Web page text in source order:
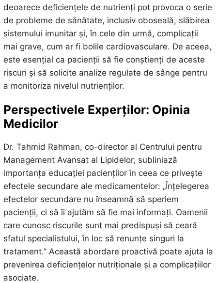
deoarece deficiențele de nutrienți pot provoca o serie
de probleme de sănătate, inclusiv oboseală, slăbirea
sistemului imunitar și, în cele din urmă, complicații
mai grave, cum ar fi bolile cardiovasculare. De aceea,
este esențial ca pacienții să fie conștienți de aceste
riscuri și să solicite analize regulate de sânge pentru
a monitoriza nivelul nutrienților.
Perspectivele Experților: Opinia
Medicilor
Dr. Tahmid Rahman, co-director al Centrului pentru
Management Avansat al Lipidelor, subliniază
importanța educației pacienților în ceea ce privește
efectele secundare ale medicamentelor: „Înțelegerea
efectelor secundare nu înseamnă să speriem
pacienții, ci să îi ajutăm să fie mai informați. Oamenii
care cunosc riscurile sunt mai predispuși să ceară
sfatul specialistului, în loc să renunțe singuri la
tratament.” Această abordare proactivă poate ajuta la
prevenirea deficiențelor nutriționale și a complicațiilor
asociate.